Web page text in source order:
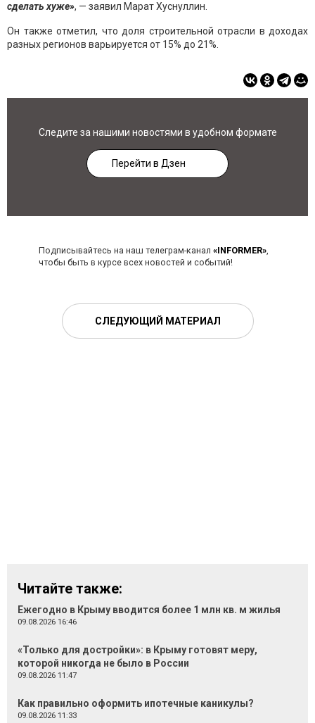
сделать хуже», — заявил Марат Хуснуллин.
Он также отметил, что доля строительной отрасли в доходах
разных регионов варьируется от 15% до 21%.
Следите за нашими новостями в удобном формате
Перейти в Дзен
Подписывайтесь на наш телеграм-канал «INFORMER»,
чтобы быть в курсе всех новостей и событий!
СЛЕДУЮЩИЙ МАТЕРИАЛ
Читайте также:
Ежегодно в Крыму вводится более 1 млн кв. м жилья
09.08.2026 16:46
«Только для достройки»: в Крыму готовят меру,
которой никогда не было в России
09.08.2026 11:47
Как правильно оформить ипотечные каникулы?
09.08.2026 11:33